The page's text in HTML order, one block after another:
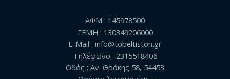
ΑΦΜ : 145978500
ΓΕΜΗ : 130349206000
E-Mail : info@tobeltiston.gr
Τηλέφωνο : 2315518406
Οδός : Αν. Θράκης 58, 54453